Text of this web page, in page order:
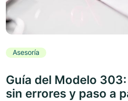
Asesoría
Guía del Modelo
sin errores y paso a